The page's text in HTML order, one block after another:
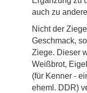
auch zu
Nicht der
Geschmack,
Ziege. Dieser
Weißbrot,
(für Kenner -
eheml. DDR)